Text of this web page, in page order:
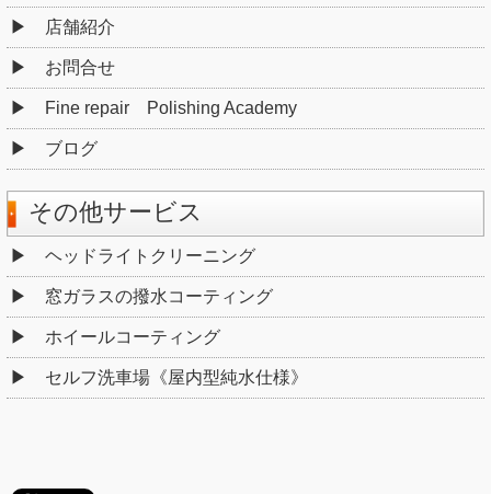
店舗紹介
お問合せ
Fine repair Polishing Academy
ブログ
その他サービス
ヘッドライトクリーニング
窓ガラスの撥水コーティング
ホイールコーティング
セルフ洗車場《屋内型純水仕様》